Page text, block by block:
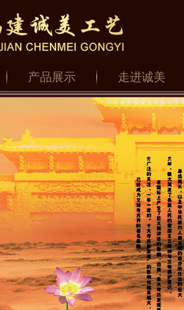
产品展示 走进诚美